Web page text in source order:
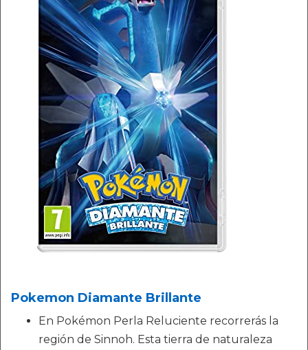
Pokemon Diamante Brillante
En Pokémon Perla Reluciente recorrerás la
región de Sinnoh. Esta tierra de naturaleza